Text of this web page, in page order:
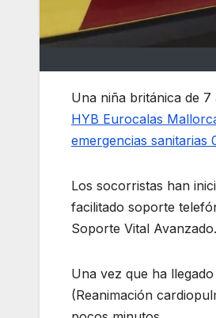
Una niña británica de
HYB Eurocalas
emergencias sanitarias
Los socorristas han
facilitado soporte
Soporte Vital Avanzado.
Una vez que ha
(Reanimación